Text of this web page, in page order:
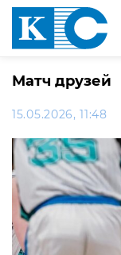
Матч друзей
15.05.2026, 11:48